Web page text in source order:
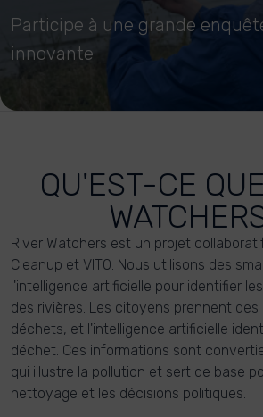
Participe à une grande
innovante
QU'EST-CE
River Watchers est un projet
Cleanup et VITO. Nous utilisons des
l'intelligence artificielle pour identifier
des rivières. Les citoyens prennent
déchets, et l'intelligence artificielle
déchet. Ces informations sont
qui illustre la pollution et sert de base
nettoyage et les décisions politiques.